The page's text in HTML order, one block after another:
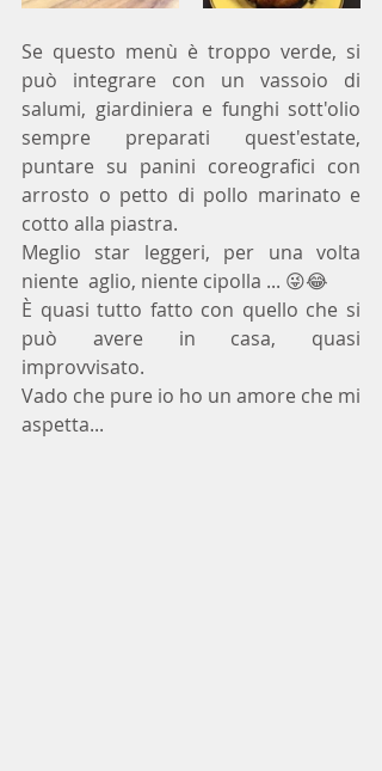
Se questo menù è troppo verde, si
può integrare con un vassoio di
salumi, giardiniera e funghi sott'olio
sempre preparati quest'estate,
puntare su panini coreografici con
arrosto o petto di pollo marinato e
cotto alla piastra.
Meglio star leggeri, per una volta
niente  aglio, niente cipolla ... 😜😂
È quasi tutto fatto con quello che si
può avere in casa, quasi
improvvisato.
Vado che pure io ho un amore che mi
aspetta...